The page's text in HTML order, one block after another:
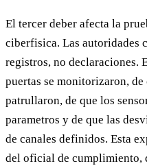
El tercer deber afecta la
ciberfisica. Las autoridades
registros, no declaraciones.
puertas se monitorizaron, de
patrullaron, de que los
parametros y de que las
de canales definidos. Esta
del oficial de cumplimiento,